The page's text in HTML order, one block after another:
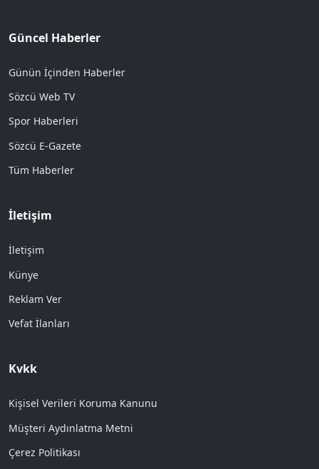
Güncel Haberler
Günün İçinden Haberler
Sözcü Web TV
Spor Haberleri
Sözcü E-Gazete
Tüm Haberler
İletişim
İletişim
Künye
Reklam Ver
Vefat İlanları
Kvkk
Kişisel Verileri Koruma Kanunu
Müşteri Aydınlatma Metni
Çerez Politikası